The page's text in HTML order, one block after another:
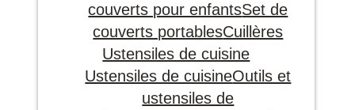
couverts pour enfantsSet de
couverts portablesCuillères
Ustensiles de cuisine
Ustensiles de cuisineOutils et
ustensiles de